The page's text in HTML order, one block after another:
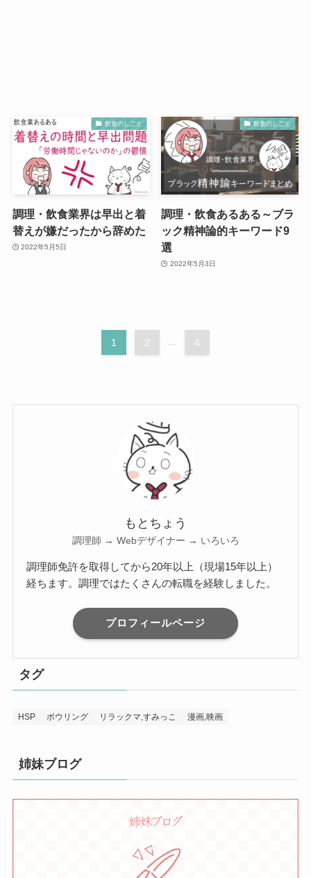
飲食のしごと
調理・飲食業界は早出と着
替えが嫌だったから辞めた
2022年5月5日
飲食のしごと
調理・飲食あるある～ブラ
ック精神論的キーワード9
選
2022年5月3日
1 2 ... 4
もとちょう
調理師 → Webデザイナー → いろいろ
調理師免許を取得してから20年以上（現場15年以上）
経ちます。調理ではたくさんの転職を経験しました。
プロフィールページ
タグ
HSP ボウリング リラックマ,すみっこ 漫画,映画
姉妹ブログ